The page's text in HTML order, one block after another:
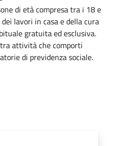
di età compresa tra i 18 e
lavori in casa e della cura
gratuita ed esclusiva.
attività che comporti
di previdenza sociale.